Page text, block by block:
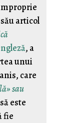
articol
, a
unui
care
sau
este
fie